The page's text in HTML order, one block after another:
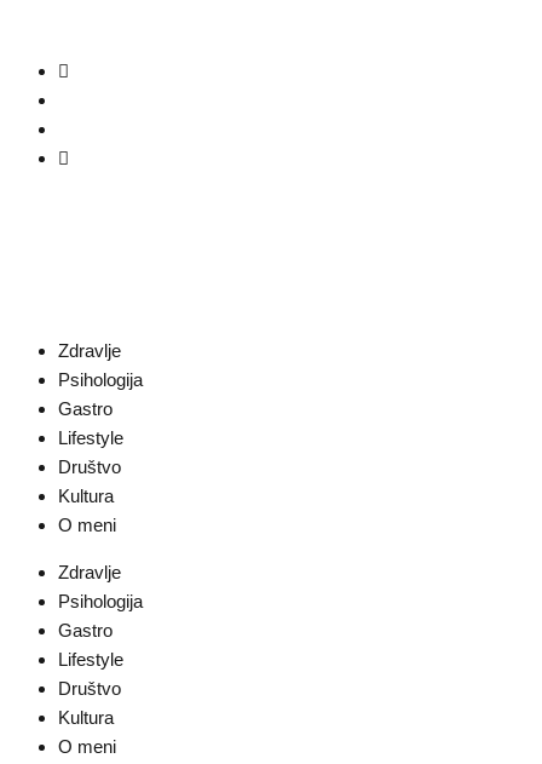
Zdravlje
Psihologija
Gastro
Lifestyle
Društvo
Kultura
O meni
Zdravlje
Psihologija
Gastro
Lifestyle
Društvo
Kultura
O meni